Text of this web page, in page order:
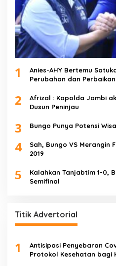
1
Anies-AHY Bertemu
Perubahan dan Perbaikan
2
Afrizal : Kapolda Jambi
Dusun Peninjau
3 Bungo Punya Potensi
4
Sah, Bungo VS Merangin
2019
5
Kalahkan Tanjabtim 1-0,
Semifinal
Titik Advertorial
1
Antisipasi Penyebaran
Protokol Kesehatan bagi